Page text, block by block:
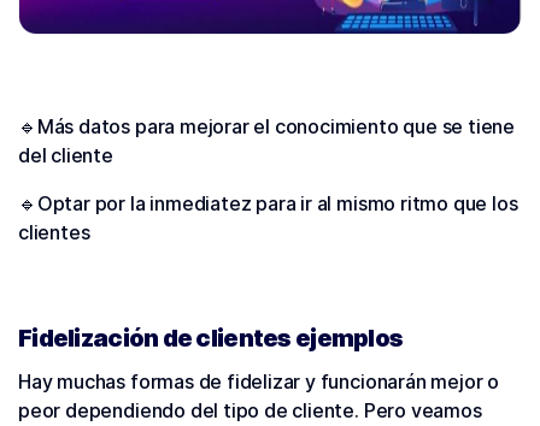
🔹Más datos para mejorar el conocimiento que se tiene
del cliente
🔹Optar por la inmediatez para ir al mismo ritmo que los
clientes
Fidelización de clientes ejemplos
Hay muchas formas de fidelizar y funcionarán mejor o
peor dependiendo del tipo de cliente. Pero veamos